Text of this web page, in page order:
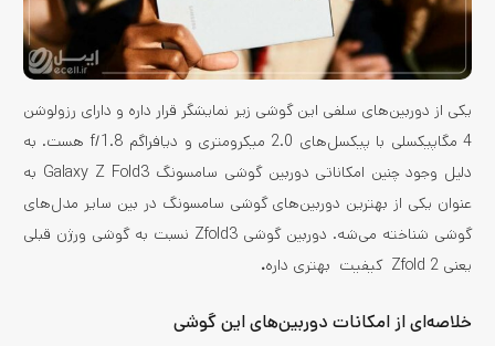
یکی از دوربین‌های سلفی این گوشی زیر نمایشگر قرار داره و دارای رزولوشن
4 مگاپیکسلی با پیکسل‌های 2.0 میکرومتری و دیافراگم f/1.8 هست. به
دلیل وجود چنین امکاناتی دوربین گوشی سامسونگ Galaxy Z Fold3 به
عنوان یکی از بهترین دوربین‌های گوشی سامسونگ در بین سایر مدل‌های
گوشی‌ شناخته می‌شه. دوربین گوشی Zfold3 نسبت به گوشی ورژن قبلی
یعنی Zfold 2 کیفیت‌ بهتری داره
.
خلاصه‌ای از امکانات دوربین‌های این گوشی